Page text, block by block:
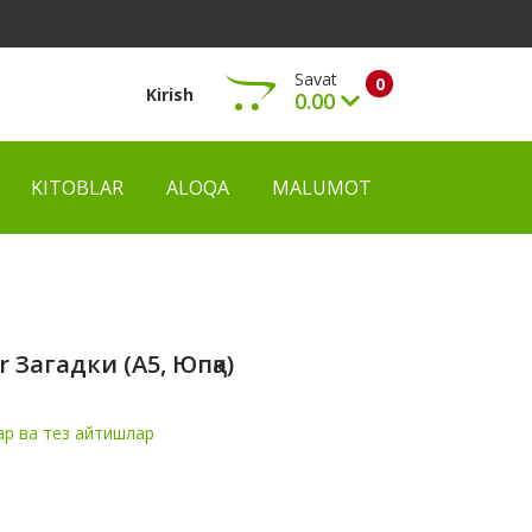
Kirish 0
Savat
0.00
Ko‘rish
KITOBLAR ALOQA MALUMOT
(А5, Юпқа)
ва тез айтишлар